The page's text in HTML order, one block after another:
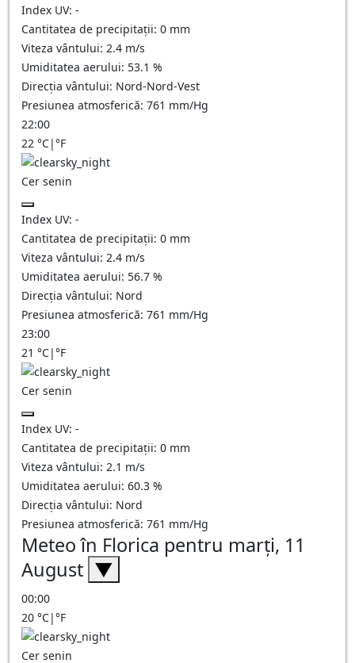
Index UV: -
Cantitatea de precipitații: 0 mm
Viteza vântului: 2.4 m/s
Umiditatea aerului: 53.1 %
Direcția vântului: Nord-Nord-Vest
Presiunea atmosferică: 761 mm/Hg
22:00
22 °C|°F
Cer senin
Index UV: -
Cantitatea de precipitații: 0 mm
Viteza vântului: 2.4 m/s
Umiditatea aerului: 56.7 %
Direcția vântului: Nord
Presiunea atmosferică: 761 mm/Hg
23:00
21 °C|°F
Cer senin
Index UV: -
Cantitatea de precipitații: 0 mm
Viteza vântului: 2.1 m/s
Umiditatea aerului: 60.3 %
Direcția vântului: Nord
Presiunea atmosferică: 761 mm/Hg
Meteo în Florica pentru marți, 11
August ▼
00:00
20 °C|°F
Cer senin